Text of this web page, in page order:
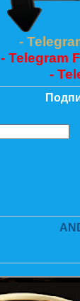
-
- Telegram
-